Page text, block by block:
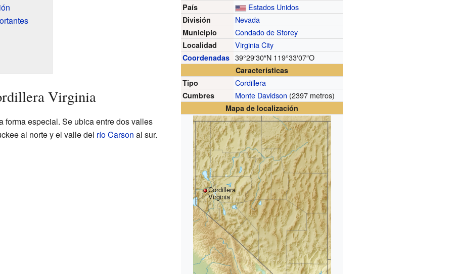
País Estados Unidos
División Nevada
Municipio Condado de Storey
Localidad Virginia City
Coordenadas 39°29′30″N 119°33′07″O
Características
Tipo
Cordillera
Cumbres Monte Davidson (2397 metros)
Mapa de localización
Cordillera
Virginia
Virginia
forma especial. Se ubica entre dos valles
al norte y el valle del río Carson al sur.